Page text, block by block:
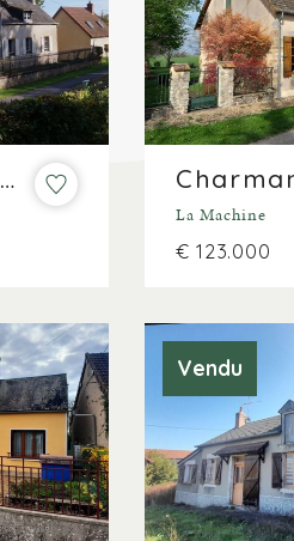
Maison de caractère avec vue sur plus de 2.000 m²
La Machine
€ 123.000
Vendu